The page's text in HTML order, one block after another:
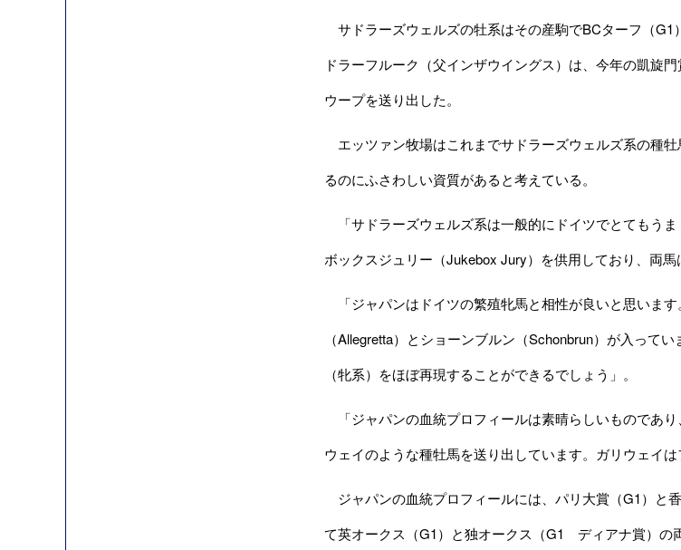
サドラーズウェルズの牡系はその産駒でBCターフ（
ドラーフルーク（父インザウイングス）は、今年の凱旋
ウープを送り出した。
エッツァン牧場はこれまでサドラーズウェルズ系の種
るのにふさわしい資質があると考えている。
「サドラーズウェルズ系は一般的にドイツでとてもう
ボックスジュリー（Jukebox Jury）を供用しており、両馬
「ジャパンはドイツの繁殖牝馬と相性が良いと思いま
（Allegretta）とショーンブルン（Schonbrun）が入って
（牝系）をほぼ再現することができるでしょう」。
「ジャパンの血統プロフィールは素晴らしいものであ
ウェイのような種牡馬を送り出しています。ガリウェイ
ジャパンの血統プロフィールには、パリ大賞（G1）と
て英オークス（G1）と独オークス（G1 ディアナ賞）の